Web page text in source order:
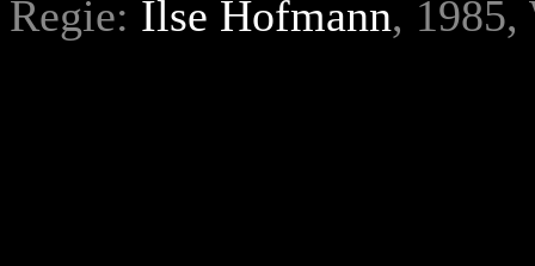
Regie: Ilse Hofmann, 1985,